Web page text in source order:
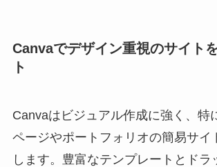
Canvaでデザイン重視のサイト
ト
Canvaはビジュアル作成に強く、特
ページやポートフォリオの簡易サイ
します。豊富なテンプレートとドラ